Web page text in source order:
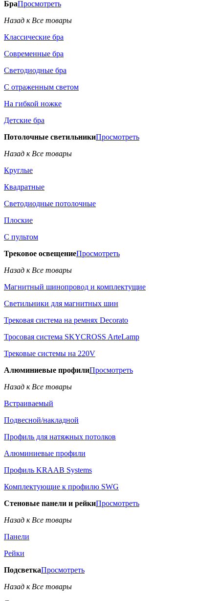
БраПросмотреть
Назад к Все товары
Классические бра
Современные бра
Светодиодные бра
С отраженным светом
На гибкой ножке
Детские бра
Потолочные светильникиПросмотреть
Назад к Все товары
Круглые
Квадратные
Светодиодные потолочные
Плоские
С пультом
Трековое освещениеПросмотреть
Назад к Все товары
Магнитный шинопровод и комплектущие
Светильники для магнитных шин
Трековая система на ремнях Decorato
Тросовая система SKYCROSS ArteLamp
Трековые системы на 220V
Алюминиевые профилиПросмотреть
Назад к Все товары
Встраиваемый
Подвесной/накладной
Профиль для натяжных потолков
Алюминиевые профили
Профиль KRAAB Systems
Комплектующие к профилю SWG
Стеновые панели и рейкиПросмотреть
Назад к Все товары
Панели
Рейки
ПодсветкаПросмотреть
Назад к Все товары